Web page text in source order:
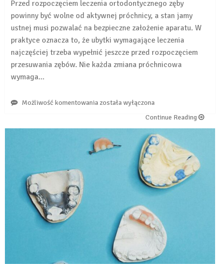
Przed rozpoczęciem leczenia ortodontycznego zęby
powinny być wolne od aktywnej próchnicy, a stan jamy
ustnej musi pozwalać na bezpieczne założenie aparatu. W
praktyce oznacza to, że ubytki wymagające leczenia
najczęściej trzeba wypełnić jeszcze przed rozpoczęciem
przesuwania zębów. Nie każda zmiana próchnicowa
wymaga…
Możliwość komentowaniaCzy
ortodontycznego
trzeba
została wyłączona
Continue Reading